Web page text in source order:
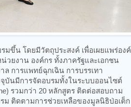
ขึ้น โดยมีวัตถุประสงค์ เพื่อเผยแพร่องค์
ยงาน องค์กร ทั้งภาครัฐและเอกชน
การแพทย์ฉุกเฉิน การบรรเทา
บันมีการจัดอบรมทั้งในระบบออนไซต์
รวมกว่า 20 หลักสูตร ติดต่อสอบถาม
ม ติดตามการช่วยเหลือของมูลนิธิป่อเต็ก